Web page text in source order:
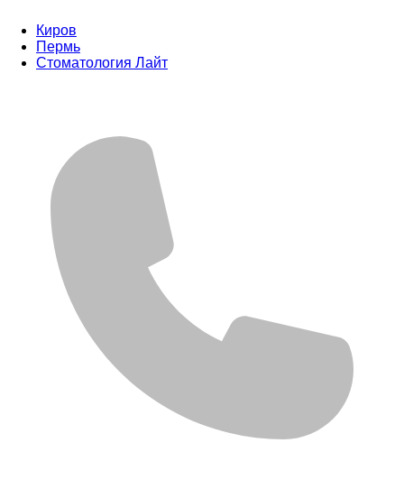
Киров
Пермь
Стоматология Лайт